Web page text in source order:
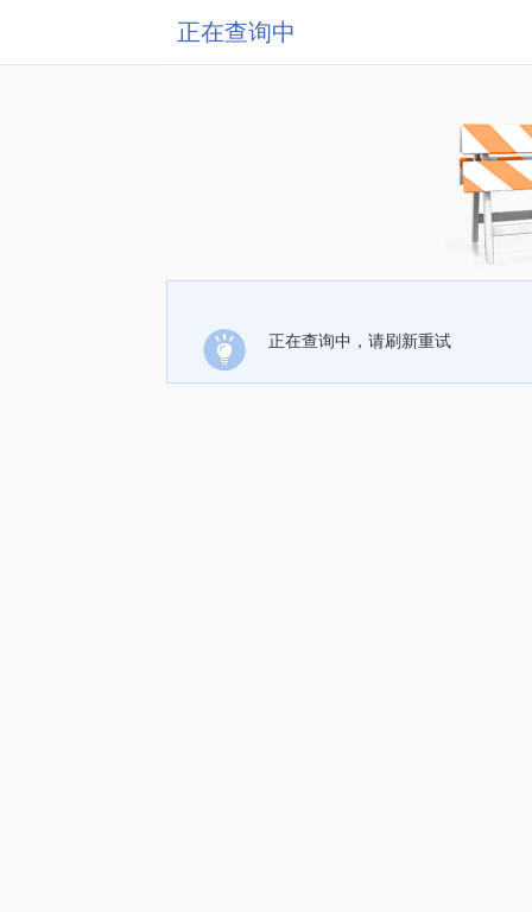
正在查询中
正在查询中，请刷新重试